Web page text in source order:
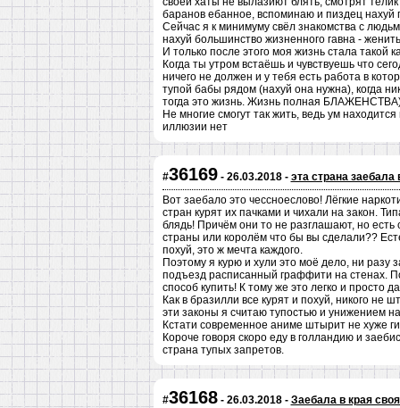
баранов ебанное, вспоминаю и пиздец нахуй
Сейчас я к минимуму свёл знакомства с
нахуй большинство жизненного гавна -
И только после этого моя жизнь стала такой
Когда ты утром встаёшь и чувствуешь что
ничего не должен и у тебя есть работа в
тупой бабы рядом (нахуй она нужна), когда
тогда это жизнь. Жизнь полная
Не многие смогут так жить, ведь ум
иллюзии нет
#36169- 26.03.2018 - эта страна заебала
Вот заебало это чессноеслово! Лёгкие
стран курят их пачками и чихали на закон.
блядь! Причём они то не разглашают, но
страны или королём что бы вы сделали??
похуй, это ж мечта каждого.
Поэтому я курю и хули это моё дело, ни
подъезд расписанный граффити на стенах.
способ купить! К тому же это легко и просто
Как в бразилли все курят и похуй, никого не
эти законы я считаю тупостью и унижением
Кстати современное аниме штырит не хуже
Короче говоря скоро еду в голландию и
страна тупых запретов.
#36168- 26.03.2018 - Заебала в края